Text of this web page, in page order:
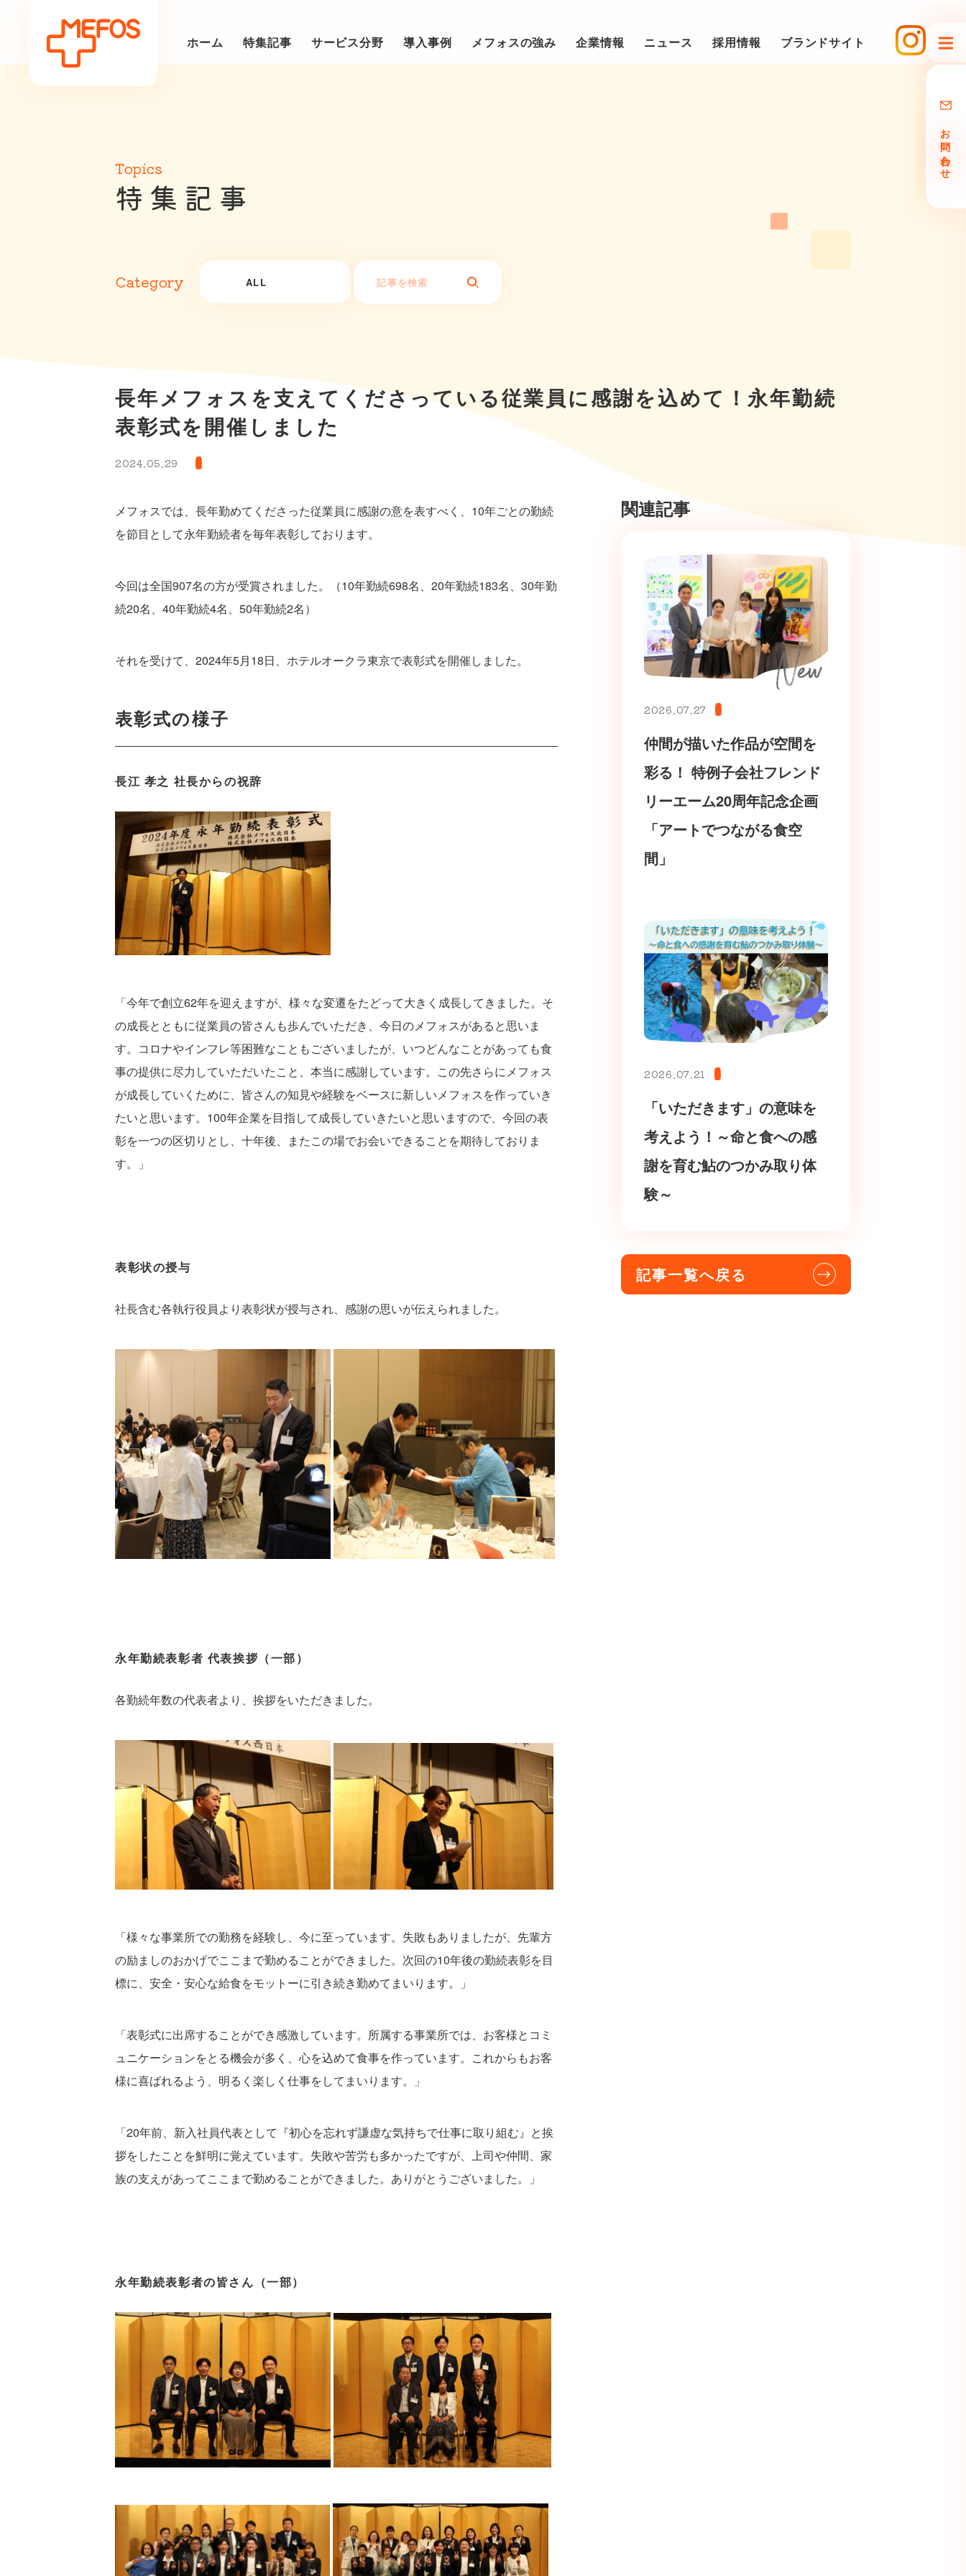
お問い合わせ
ホーム 特集記事 サービス分野 導入事例 メフォスの強み 企業情報 ニュース 採用情報 ブランドサイト
Topics
特 集 記 事
Category ALL
長年メフォスを支えてくださっている従業員に感謝を込めて！永年勤続
表彰式を開催しました
2024.05.29
メフォスでは、長年勤めてくださった従業員に感謝の意を表すべく、10年ごとの勤続
を節目として永年勤続者を毎年表彰しております。
今回は全国907名の方が受賞されました。（10年勤続698名、20年勤続183名、30年勤
続20名、40年勤続4名、50年勤続2名）
それを受けて、2024年5月18日、ホテルオークラ東京で表彰式を開催しました。
表彰式の様子
長江 孝之 社長からの祝辞
「今年で創立62年を迎えますが、様々な変遷をたどって大きく成長してきました。そ
の成長とともに従業員の皆さんも歩んでいただき、今日のメフォスがあると思いま
す。コロナやインフレ等困難なこともございましたが、いつどんなことがあっても食
事の提供に尽力していただいたこと、本当に感謝しています。この先さらにメフォス
が成長していくために、皆さんの知見や経験をベースに新しいメフォスを作っていき
たいと思います。100年企業を目指して成長していきたいと思いますので、今回の表
彰を一つの区切りとし、十年後、またこの場でお会いできることを期待しておりま
す。」
表彰状の授与
社長含む各執行役員より表彰状が授与され、感謝の思いが伝えられました。
永年勤続表彰者 代表挨拶（一部）
各勤続年数の代表者より、挨拶をいただきました。
「様々な事業所での勤務を経験し、今に至っています。失敗もありましたが、先輩方
の励ましのおかげでここまで勤めることができました。次回の10年後の勤続表彰を目
標に、安全・安心な給食をモットーに引き続き勤めてまいります。」
「表彰式に出席することができ感激しています。所属する事業所では、お客様とコミ
ュニケーションをとる機会が多く、心を込めて食事を作っています。これからもお客
様に喜ばれるよう、明るく楽しく仕事をしてまいります。」
「20年前、新入社員代表として『初心を忘れず謙虚な気持ちで仕事に取り組む』と挨
拶をしたことを鮮明に覚えています。失敗や苦労も多かったですが、上司や仲間、家
族の支えがあってここまで勤めることができました。ありがとうございました。」
永年勤続表彰者の皆さん（一部）
関連記事
2026.07.27
仲間が描いた作品が空間を
彩る！ 特例子会社フレンド
リーエーム20周年記念企画
「アートでつながる食空
間」
2026.07.21
「いただきます」の意味を
考えよう！～命と食への感
謝を育む鮎のつかみ取り体
験～
記事一覧へ戻る